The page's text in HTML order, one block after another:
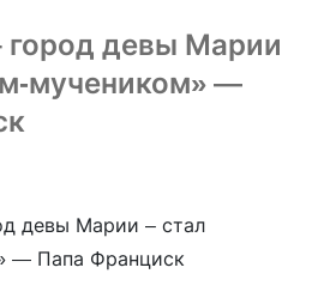
город девы Марии
мучеником» —